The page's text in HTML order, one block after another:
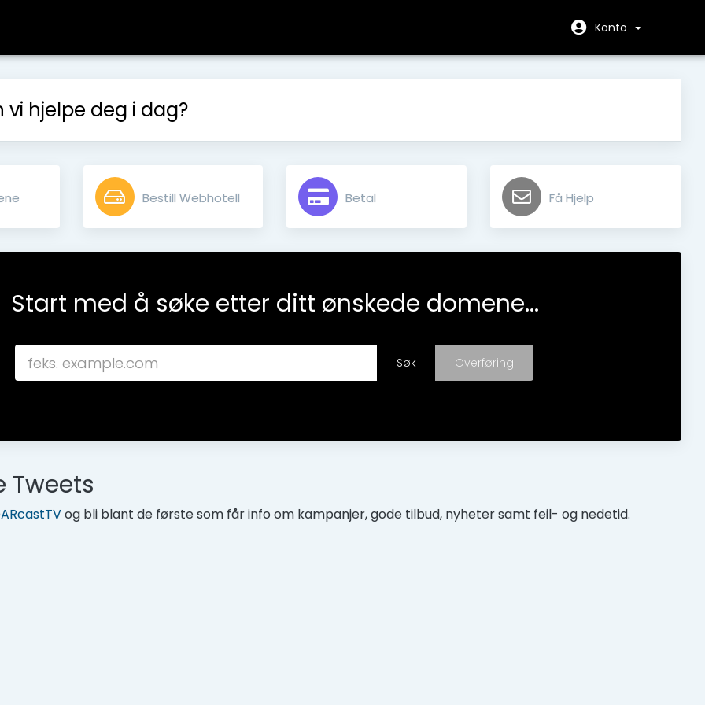
Konto
vi hjelpe deg i dag?
Bestill Webhotell Betal Få Hjelp
Start med å søke etter ditt ønskede domene...
Tweets
ARcastTVog bli blant de første som får info om kampanjer, gode tilbud, nyheter samt feil- og nedetid.